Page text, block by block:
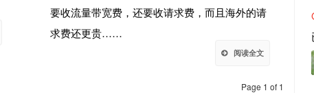
要收流量带宽费，还要收请求费，而且海外的请
求费还更贵……
阅读全文
Page 1 of 1